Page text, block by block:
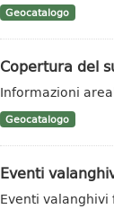
Geocatalogo
Copertura del
Informazioni
Geocatalogo
Eventi
Eventi